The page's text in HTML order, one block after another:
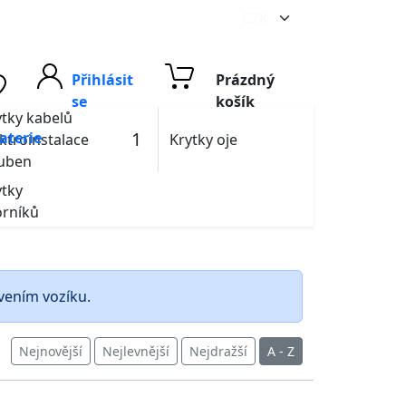
Přihlásit
se
Prázdný
košík
kabelů
1 Krytky oje
vozíku.
Nejnovější Nejlevnější Nejdražší A - Z